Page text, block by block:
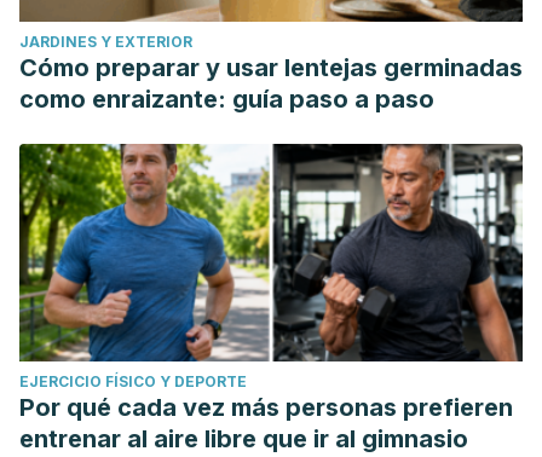
JARDINES Y EXTERIOR
Cómo preparar y usar lentejas germinadas
como enraizante: guía paso a paso
EJERCICIO FÍSICO Y DEPORTE
Por qué cada vez más personas prefieren
entrenar al aire libre que ir al gimnasio